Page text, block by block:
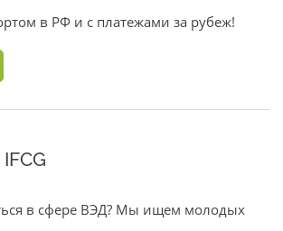
в РФ и с платежами за рубеж!
в сфере ВЭД? Мы ищем молодых